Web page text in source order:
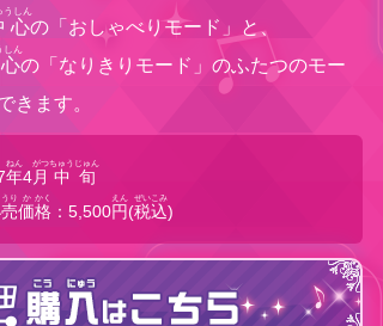
心
うしん
の「おしゃべりモード」と、
しん
の「なりきりモード」のふたつのモー
きます。
年
ねん
4月
がつ
中旬
ちゅうじゅん
売
うり
価
か
格
かく
：5,500円
えん
(税込
ぜいこみ
)